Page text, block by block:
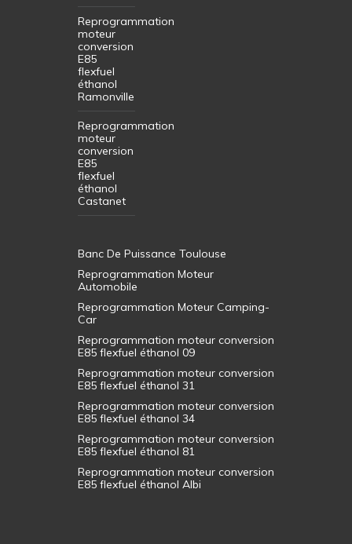
Reprogrammation
moteur
conversion
E85
flexfuel
éthanol
Ramonville
Reprogrammation
moteur
conversion
E85
flexfuel
éthanol
Castanet
Banc De Puissance Toulouse
Reprogrammation Moteur
Automobile
Reprogrammation Moteur Camping-
Car
Reprogrammation moteur conversion
E85 flexfuel éthanol 09
Reprogrammation moteur conversion
E85 flexfuel éthanol 31
Reprogrammation moteur conversion
E85 flexfuel éthanol 34
Reprogrammation moteur conversion
E85 flexfuel éthanol 81
Reprogrammation moteur conversion
E85 flexfuel éthanol Albi